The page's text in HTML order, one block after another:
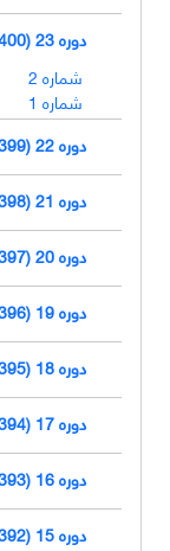
دوره 23 (1400)
شماره 2
شماره 1
دوره 22 (1399)
دوره 21 (1398)
دوره 20 (1397)
دوره 19 (1396)
دوره 18 (1395)
دوره 17 (1394)
دوره 16 (1393)
دوره 15 (1392)